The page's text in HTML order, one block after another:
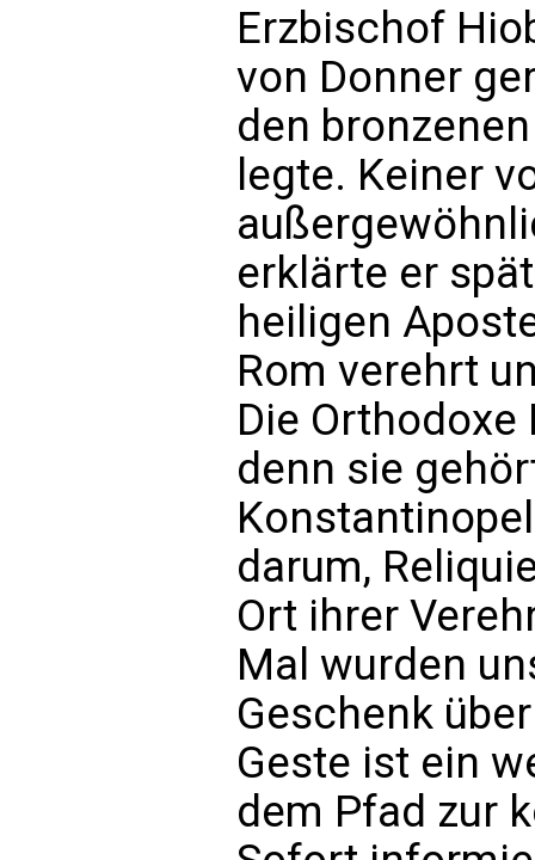
Erzbischof
von Donner
den
legte. Keiner
erklärte er
heiligen
Rom verehrt
Die
denn sie
darum,
Ort ihrer
Mal wurden
Geschenk
Geste ist ein
dem Pfad zur